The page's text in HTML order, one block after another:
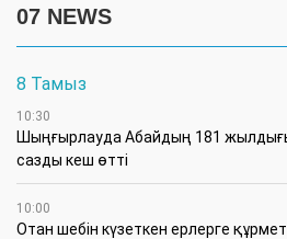
07 NEWS
8 Тамыз
10:30
Шыңғырлауда Абайдың 181
сазды кеш өтті
10:00
Отан шебін күзеткен ерлерге құрмет